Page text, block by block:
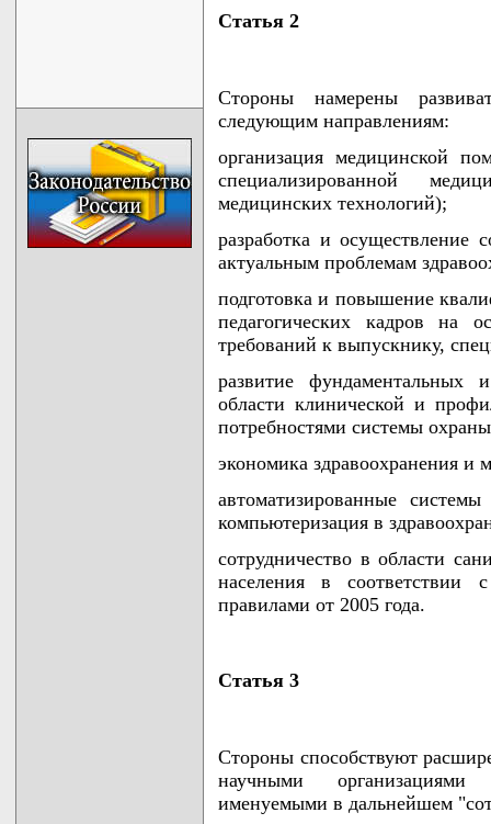
Статья 2
Стороны намерены
следующим направлениям:
организация медицинской
специализированной
медицинских технологий);
разработка и
актуальным проблемам
подготовка и повышение
педагогических кадров на
требований к выпускнику,
развитие фундаментальных
области клинической и
потребностями системы
экономика здравоохранения и
автоматизированные
компьютеризация в
сотрудничество в области
населения в соответствии
правилами от 2005 года.
Статья 3
Стороны способствуют
научными организациями
именуемыми в дальнейшем